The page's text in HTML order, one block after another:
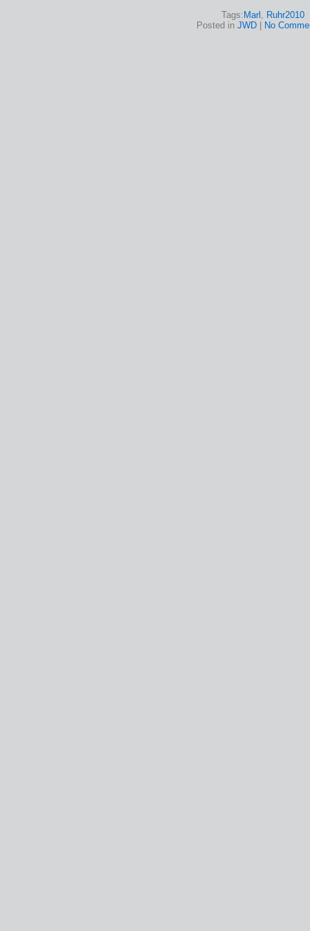
Tags: Marl , Ruhr2010
Posted in JWD No